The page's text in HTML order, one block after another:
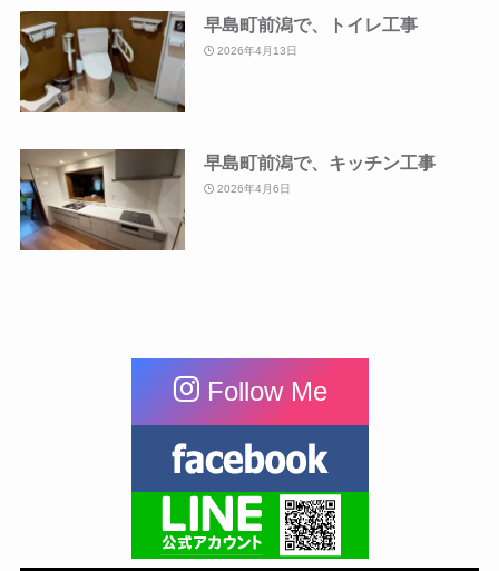
早島町前潟で、トイレ工事
2026年4月13日
早島町前潟で、キッチン工事
2026年4月6日
Follow Me